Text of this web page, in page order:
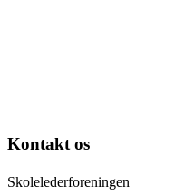
Kontakt os
Skolelederforeningen